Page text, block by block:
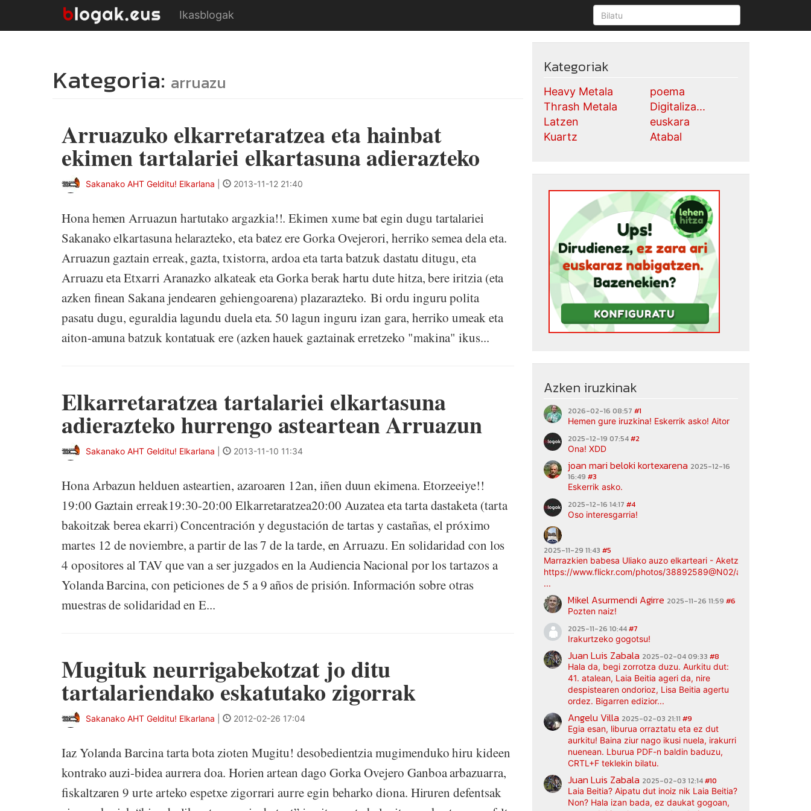
Ikasblogak
Kategoria: arruazu
Arruazuko elkarretaratzea eta hainbat
ekimen tartalariei elkartasuna adierazteko
Sakanako AHT Gelditu! Elkarlana 2013-11-12 21:40
Hona hemen Arruazun hartutako argazkia!!. Ekimen xume bat egin dugu tartalariei
Sakanako elkartasuna helarazteko, eta batez ere Gorka Ovejerori, herriko semea dela eta.
Arruazun gaztain erreak, gazta, txistorra, ardoa eta tarta batzuk dastatu ditugu, eta
Arruazu eta Etxarri Aranazko alkateak eta Gorka berak hartu dute hitza, bere iritzia (eta
azken finean Sakana jendearen gehiengoarena) plazarazteko. Bi ordu inguru polita
pasatu dugu, eguraldia lagundu duela eta. 50 lagun inguru izan gara, herriko umeak eta
aiton-amuna batzuk kontatuak ere (azken hauek gaztainak erretzeko "makina" ikus...
Elkarretaratzea tartalariei elkartasuna
adierazteko hurrengo asteartean Arruazun
Sakanako AHT Gelditu! Elkarlana 2013-11-10 11:34
Hona Arbazun helduen asteartien, azaroaren 12an, iñen duun ekimena. Etorzeeiye!!
19:00 Gaztain erreak19:30-20:00 Elkarretaratzea20:00 Auzatea eta tarta dastaketa (tarta
bakoitzak berea ekarri) Concentración y degustación de tartas y castañas, el próximo
martes 12 de noviembre, a partir de las 7 de la tarde, en Arruazu. En solidaridad con los
4 opositores al TAV que van a ser juzgados en la Audiencia Nacional por los tartazos a
Yolanda Barcina, con peticiones de 5 a 9 años de prisión. Información sobre otras
muestras de solidaridad en E...
Mugituk neurrigabekotzat jo ditu
tartalariendako eskatutako zigorrak
Sakanako AHT Gelditu! Elkarlana 2012-02-26 17:04
Iaz Yolanda Barcina tarta bota zioten Mugitu! desobedientzia mugimenduko hiru kideen
kontrako auzi-bidea aurrera doa. Horien artean dago Gorka Ovejero Ganboa arbazuarra,
fiskaltzaren 9 urte arteko espetxe zigorrari aurre egin beharko diona. Hiruren defentsak
Kategoriak
Heavy Metala
Thrash Metala
Latzen
Kuartz
poema
Digitaliza...
euskara
Atabal
Azken iruzkinak
2026-02-16 08:57 #1
Hemen gure iruzkina! Eskerrik asko! Aitor
2025-12-19 07:54#2
Ona! XDD
joan mari beloki kortexarena 2025-12-16
16:49 #3
Eskerrik asko.
2025-12-16 14:17 #4
Oso interesgarria!
2025-11-29 11:43 #5
Marrazkien babesa Uliako auzo elkarteari - Aketz etxea (argazki
https://www.flickr.com/photos/38892589@N02/albums/
...
Mikel Asurmendi Agirre 2025-11-26 11:59 #6
Pozten naiz!
2025-11-26 10:44#7
Irakurtzeko gogotsu!
Juan Luis Zabala 2025-02-04 09:33 #8
Hala da, begi zorrotza duzu. Aurkitu dut:
41. atalean, Laia Beitia ageri da, nire
despistearen ondorioz, Lisa Beitia agertu
ordez. Bigarren edizior...
Angelu Villa 2025-02-03 21:11 #9
Egia esan, liburua orraztatu eta ez dut
aurkitu! Baina ziur nago ikusi nuela, irakurri
nuenean. Lburua PDF-n baldin baduzu,
CRTL+F teklekin bilatu.
Juan Luis Zabala 2025-02-03 12:14#10
Laia Beitia? Aipatu dut inoiz nik Laia Beitia?
Non? Hala izan bada, ez daukat gogoan,